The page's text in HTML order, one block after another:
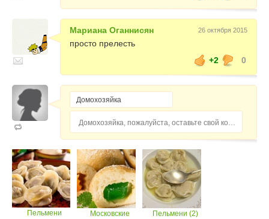
Мариана Оганнисян 26 октября 2015
просто прелесть
+2
0
Домохозяйка, пожалуйста, оставьте свой комментарий...
Пельмени
Московские
Пельмени (2)